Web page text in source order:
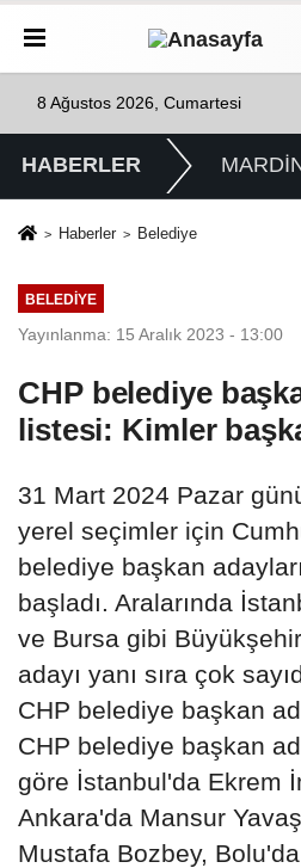
8 Ağustos 2026, Cumartesi
HABERLER
Haberler Belediye
BELEDIYE
Yayınlanma: 15 Aralık 2023 - 13:00
CHP belediye
listesi: Kimler
31 Mart 2024 Pazar
yerel seçimler için
belediye başkan
başladı. Aralarında
ve Bursa gibi
adayı yanı sıra çok
CHP belediye başkan
CHP belediye başkan
göre İstanbul'da Ekrem
Ankara'da Mansur
Mustafa Bozbey,